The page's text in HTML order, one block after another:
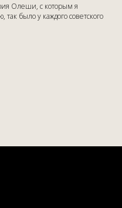
Олеши, с которым я
было у каждого советского